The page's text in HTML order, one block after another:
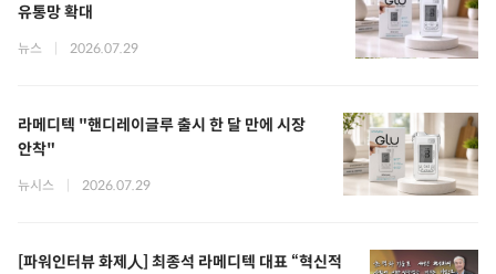
유통망 확대
뉴스 2026.07.29
라메디텍 "핸디레이글루 출시 한 달 만에 시장
안착"
뉴시스 2026.07.29
[파워인터뷰 화제人] 최종석 라메디텍 대표 “혁신적